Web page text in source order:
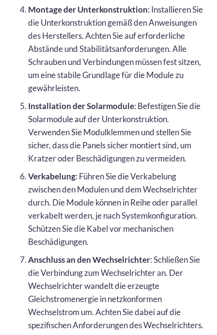
Montage der Unterkonstruktion: Installieren Sie
die Unterkonstruktion gemäß den Anweisungen
des Herstellers. Achten Sie auf erforderliche
Abstände und Stabilitätsanforderungen. Alle
Schrauben und Verbindungen müssen fest sitzen,
um eine stabile Grundlage für die Module zu
gewährleisten.
Installation der Solarmodule: Befestigen Sie die
Solarmodule auf der Unterkonstruktion.
Verwenden Sie Modulklemmen und stellen Sie
sicher, dass die Panels sicher montiert sind, um
Kratzer oder Beschädigungen zu vermeiden.
Verkabelung: Führen Sie die Verkabelung
zwischen den Modulen und dem Wechselrichter
durch. Die Module können in Reihe oder parallel
verkabelt werden, je nach Systemkonfiguration.
Schützen Sie die Kabel vor mechanischen
Beschädigungen.
Anschluss an den Wechselrichter: Schließen Sie
die Verbindung zum Wechselrichter an. Der
Wechselrichter wandelt die erzeugte
Gleichstromenergie in netzkonformen
Wechselstrom um. Achten Sie dabei auf die
spezifischen Anforderungen des Wechselrichters.